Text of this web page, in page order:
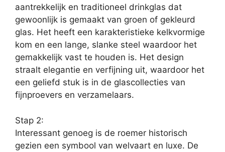
aantrekkelijk en traditioneel drinkglas dat
gewoonlijk is gemaakt van groen of gekleurd
glas. Het heeft een karakteristieke kelkvormige
kom en een lange, slanke steel waardoor het
gemakkelijk vast te houden is. Het design
straalt elegantie en verfijning uit, waardoor het
een geliefd stuk is in de glascollecties van
fijnproevers en verzamelaars.
Stap 2:
Interessant genoeg is de roemer historisch
gezien een symbool van welvaart en luxe. De